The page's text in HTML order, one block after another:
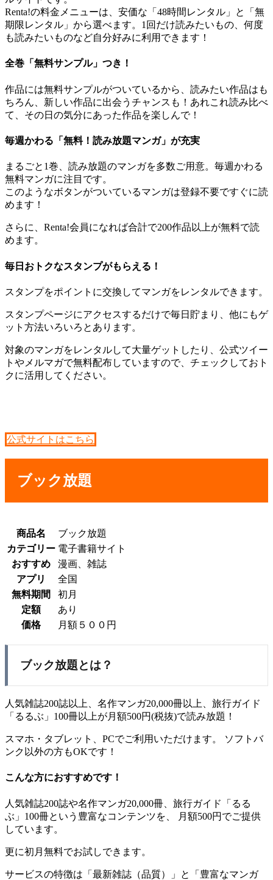
Renta!の料金メニューは、安価な「48時間レンタル」と「無
期限レンタル」から選べます。1回だけ読みたいもの、何度
も読みたいものなど自分好みに利用できます！
全巻 「無料サンプル」つき！
作品には無料サンプルがついているから、読みたい作品はも
ちろん、新しい作品に出会うチャンスも！あれこれ読み比べ
て、その日の気分にあった作品を楽しんで！
毎週かわる 「無料！読み放題マンガ」 が充実
まるごと1巻、読み放題のマンガを多数ご用意。毎週かわる
無料マンガに注目です。
このようなボタンがついているマンガは登録不要ですぐに読
めます！
さらに、Renta!会員になれば合計で200作品以上が無料で読
めます。
毎日 おトクなスタンプがもらえる！
スタンプをポイントに交換してマンガをレンタルできます。
スタンプページにアクセスするだけで毎日貯まり、他にもゲ
ット方法いろいろとあります。
対象のマンガをレンタルして大量ゲットしたり、公式ツイー
トやメルマガで無料配布していますので、チェックしておト
クに活用してください。
公式サイトはこちら
ブック放題
商品名
ブック放題
カテゴリー 電子書籍サイト
おすすめ
漫画、雑誌
アプリ
全国
無料期間
初月
定額
あり
価格
月額５００円
ブック放題とは？
人気雑誌200誌以上、名作マンガ20,000冊以上、旅行ガイド
「るるぶ」100冊以上が月額500円(税抜)で読み放題！
スマホ・タブレット、PCでご利用いただけます。 ソフトバ
ンク以外の方もOKです！
こんな方におすすめです！
人気雑誌200誌や名作マンガ20,000冊、旅行ガイド「るる
ぶ」100冊という豊富なコンテンツを、 月額500円でご提供
しています。
更に初月無料でお試しできます。
サービスの特徴は「最新雑誌（品質）」と「豊富なマンガ